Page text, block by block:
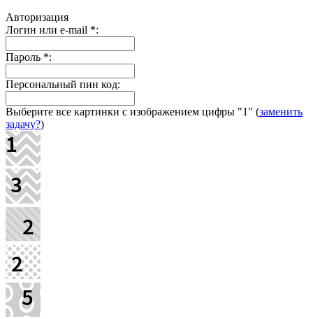
Авторизация
Логин или e-mail *:
Пароль *:
Персональный пин код:
Выберите все картинки с изображением цифры "1" (заменить
задачу?)